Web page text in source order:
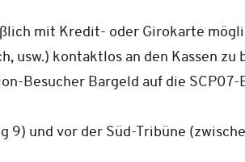
mit Kredit- oder Girokarte
usw.) kontaktlos an den Kassen zu
Besucher Bargeld auf die
9) und vor der Süd-Tribüne